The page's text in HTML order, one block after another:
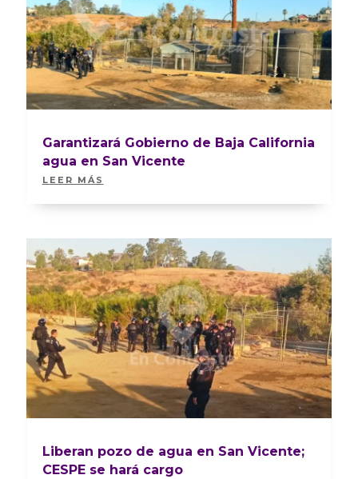
Garantizará Gobierno de Baja California
agua en San Vicente
LEER MÁS
Liberan pozo de agua en San Vicente;
CESPE se hará cargo